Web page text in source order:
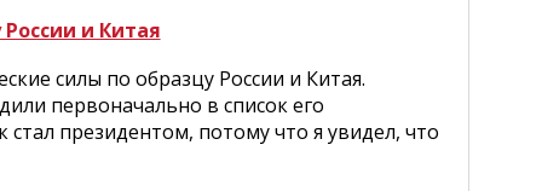
и Китая
силы по образцу России и Китая.
первоначально в список его
президентом, потому что я увидел, что